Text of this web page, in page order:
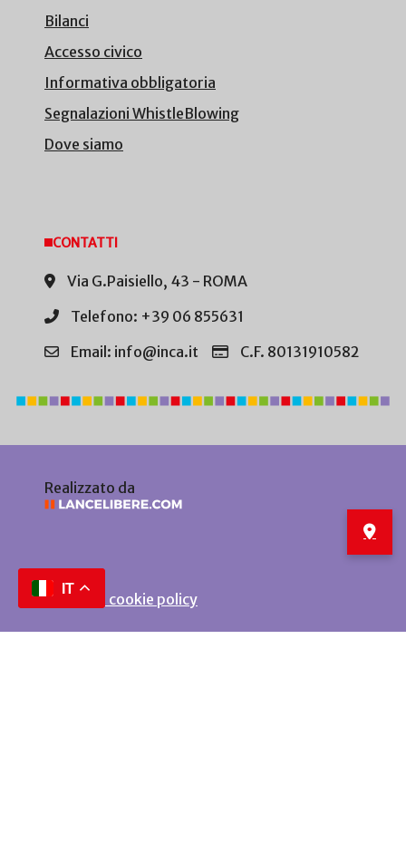
Bilanci
Accesso civico
Informativa obbligatoria
Segnalazioni WhistleBlowing
Dove siamo
CONTATTI
Via G.Paisiello, 43 - ROMA
Telefono: +39 06 855631
Email: info@inca.it
C.F. 80131910582
Realizzato da
Privacy e cookie policy
IT